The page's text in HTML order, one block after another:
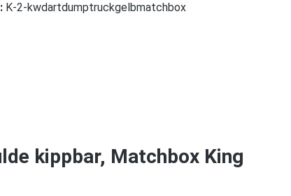
K-2-kwdartdumptruckgelbmatchbox
kippbar, Matchbox King